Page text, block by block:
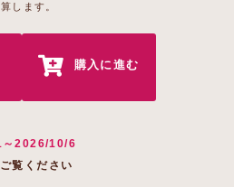
します。
購入に進む
2026/10/6